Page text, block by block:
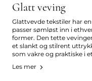
Glatt veving
Glattvevde tekstiler har
passer sømløst inn i
former. Den tette
et slankt og stilrent
som vakre og praktiske i
Les mer